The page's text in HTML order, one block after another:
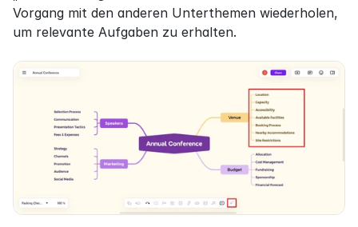
Vorgang mit den anderen Unterthemen wiederholen,
um relevante Aufgaben zu erhalten.